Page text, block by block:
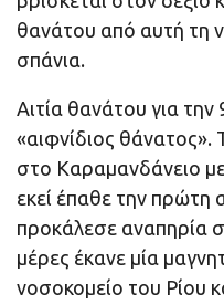
θανάτου από αυτή τη
σπάνια.
Αιτία θανάτου για
«αιφνίδιος θάνατος».
στο Καραμανδάνειο
εκεί έπαθε την πρώτη
προκάλεσε αναπηρία
μέρες έκανε μία
νοσοκομείο του Ρίου